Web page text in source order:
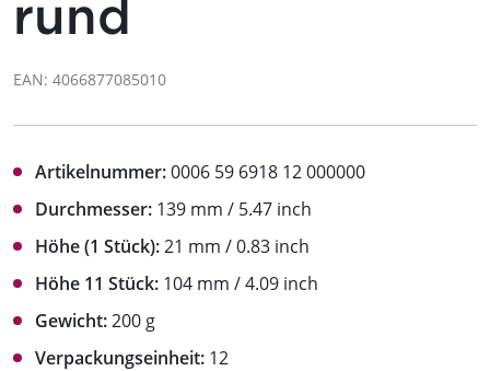
rund
EAN: 4066877085010
Artikelnummer:0006 59 6918 12 000000
Durchmesser: 139 mm / 5.47 inch
Höhe (1 Stück):21 mm / 0.83 inch
Höhe 11 Stück: 104 mm / 4.09 inch
Gewicht:200 g
Verpackungseinheit: 12